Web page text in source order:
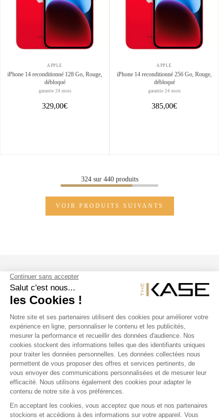
APPLE
iPhone 14 reconditionné 128 Go, Rouge,
débloqué
garantie 24 mois
329,00€
APPLE
iPhone 14 reconditionné 256 Go, Rouge,
débloqué
garantie 24 mois
385,00€
324sur 440produits
VOIR PRODUITS SUIVANTS
NOS PRODUITS
THE KASE